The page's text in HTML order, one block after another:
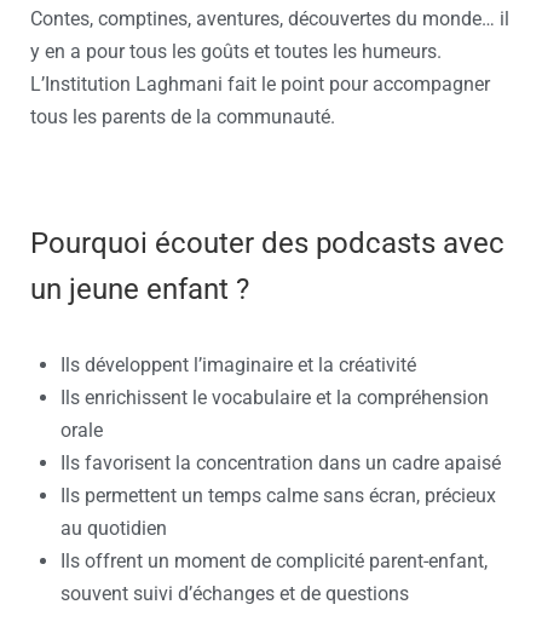
Contes, comptines, aventures, découvertes du monde… il
y en a pour tous les goûts et toutes les humeurs.
L’Institution Laghmani fait le point pour accompagner
tous les parents de la communauté.
Pourquoi écouter des podcasts avec
un jeune enfant ?
Ils développent l’imaginaire et la créativité
Ils enrichissent le vocabulaire et la compréhension
orale
Ils favorisent la concentration dans un cadre apaisé
Ils permettent un temps calme sans écran, précieux
au quotidien
Ils offrent un moment de complicité parent-enfant,
souvent suivi d’échanges et de questions